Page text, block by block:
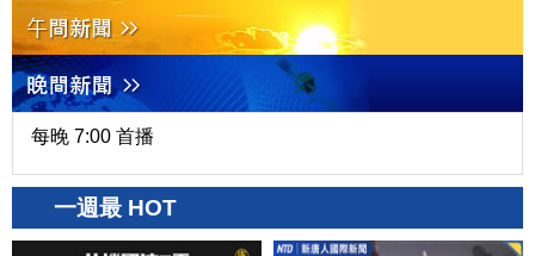
每晚 7:00 首播
一週最 HOT